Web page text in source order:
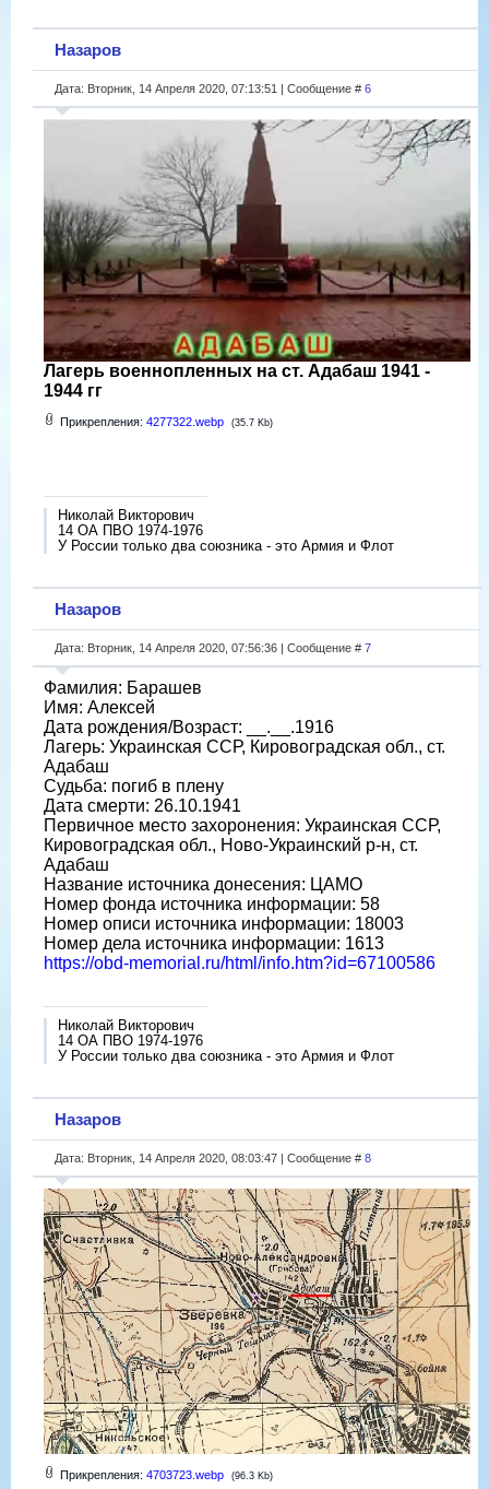
Назаров
Дата: Вторник, 14 Апреля 2020, 07:13:51 | Сообщение # 6
Лагерь военнопленных на ст. Адабаш 1941 -
1944 гг
Прикрепления: 4277322.webp (35.7 Kb)
Николай Викторович
14 ОА ПВО 1974-1976
У России только два союзника - это Армия и Флот
Назаров
Дата: Вторник, 14 Апреля 2020, 07:56:36 | Сообщение # 7
Фамилия: Барашев
Имя: Алексей
Дата рождения/Возраст: __.__.1916
Лагерь: Украинская ССР, Кировоградская обл., ст.
Адабаш
Судьба: погиб в плену
Дата смерти: 26.10.1941
Первичное место захоронения: Украинская ССР,
Кировоградская обл., Ново-Украинский р-н, ст.
Адабаш
Название источника донесения: ЦАМО
Номер фонда источника информации: 58
Номер описи источника информации: 18003
Номер дела источника информации: 1613
https://obd-memorial.ru/html/info.htm?id=67100586
Николай Викторович
14 ОА ПВО 1974-1976
У России только два союзника - это Армия и Флот
Назаров
Дата: Вторник, 14 Апреля 2020, 08:03:47 | Сообщение # 8
Прикрепления: 4703723.webp (96.3 Kb)